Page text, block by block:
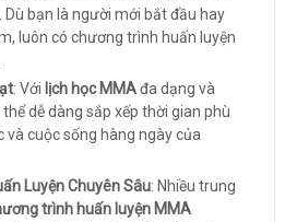
Dù bạn là người mới bắt đầu hay
luôn có chương trình huấn luyện
: Với lịch học MMAđa dạng và
dễ dàng sắp xếp thời gian phù
và cuộc sống hàng ngày của
Luyện Chuyên Sâu: Nhiều trung
trình huấn luyện MMA